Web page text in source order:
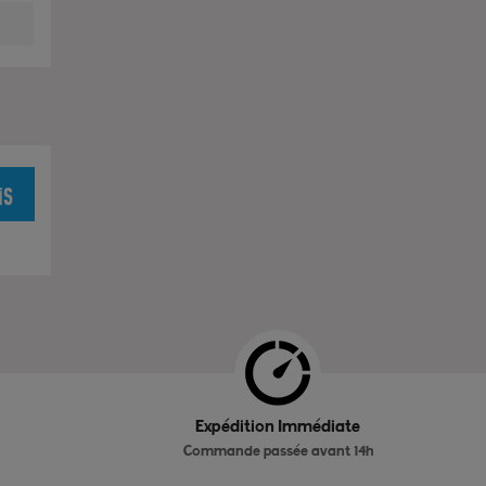
Expédition Immédiate
Commande passée avant 14h